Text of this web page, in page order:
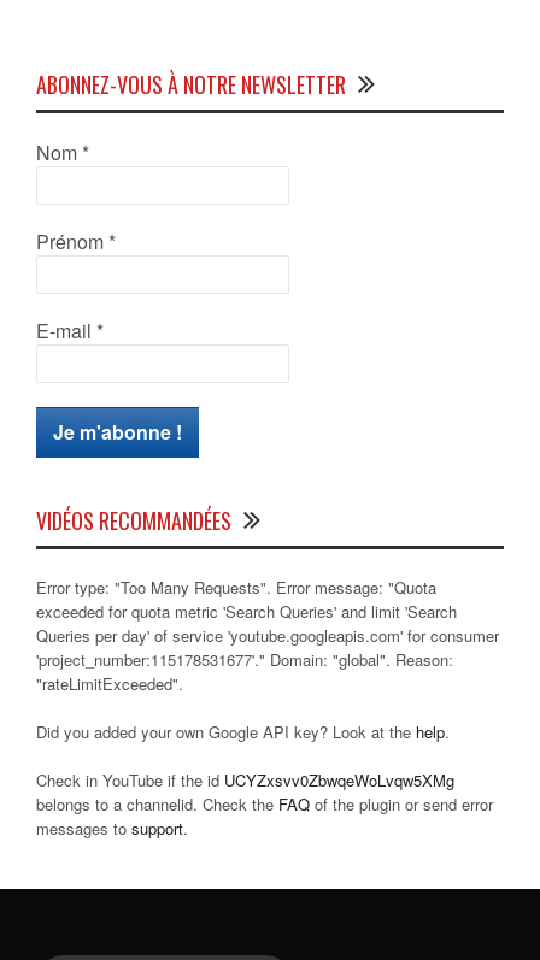
ABONNEZ-VOUS À NOTRE NEWSLETTER
Nom *
Prénom *
E-mail *
VIDÉOS RECOMMANDÉES
Error type: "Too Many Requests". Error message: "Quota
exceeded for quota metric 'Search Queries' and limit 'Search
Queries per day' of service 'youtube.googleapis.com' for consumer
'project_number:115178531677'." Domain: "global". Reason:
"rateLimitExceeded".
Did you added your own Google API key? Look at the help.
Check in YouTube if the id UCYZxsvv0ZbwqeWoLvqw5XMg
belongs to a channelid. Check the FAQ of the plugin or send error
messages to support.